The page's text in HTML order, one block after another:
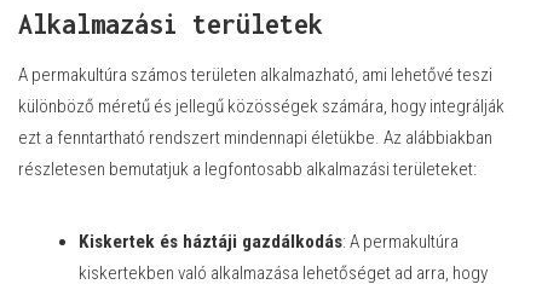
Alkalmazási területek
A permakultúra számos területen alkalmazható, ami lehetővé teszi
különböző méretű és jellegű közösségek számára, hogy integrálják
ezt a fenntartható rendszert mindennapi életükbe. Az alábbiakban
részletesen bemutatjuk a legfontosabb alkalmazási területeket:
Kiskertek és háztáji gazdálkodás: A permakultúra
kiskertekben való alkalmazása lehetőséget ad arra, hogy